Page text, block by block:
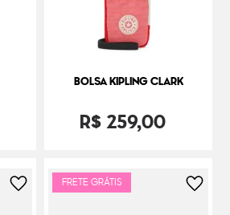
BOLSA KIPLING CLARK
R$259,00
FRETE GRÁTIS